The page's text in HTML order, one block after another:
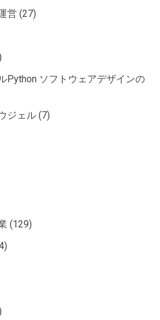
営 (27)
Python ソフトウェアデザインの
ジェル (7)
(129)